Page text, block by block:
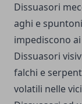
Dissuasori
aghi e
impediscono
Dissuasori
falchi e
volatili nelle